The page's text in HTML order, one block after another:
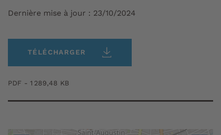
Dernière mise à jour : 23/10/2024
TÉLÉCHARGER
PDF - 1 289,48 KB